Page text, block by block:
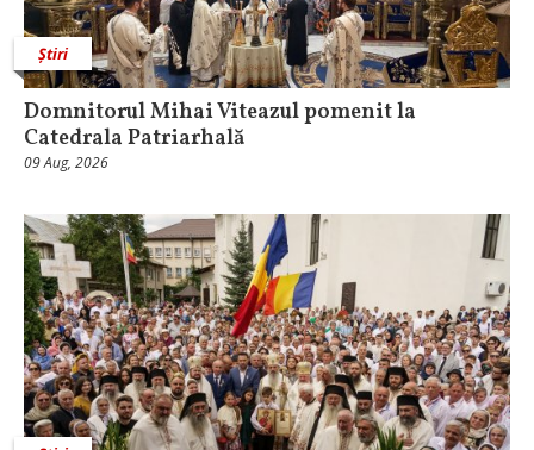
Știri
Domnitorul Mihai Viteazul pomenit la
Catedrala Patriarhală
09 Aug, 2026